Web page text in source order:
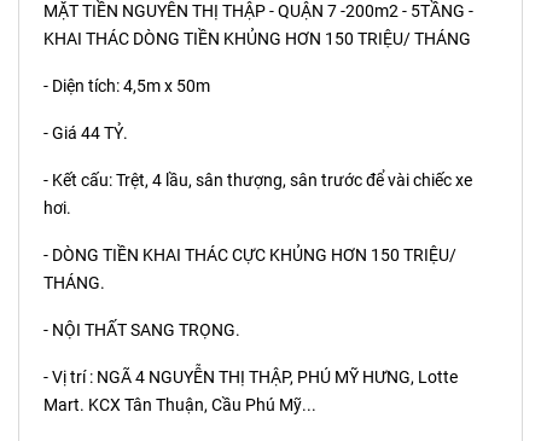
MẶT TIỀN NGUYỄN THỊ THẬP - QUẬN 7 -200m2 - 5TẦNG -
KHAI THÁC DÒNG TIỀN KHỦNG HƠN 150 TRIỆU/ THÁNG
- Diện tích: 4,5m x 50m
- Giá 44 TỶ.
- Kết cấu: Trệt, 4 lầu, sân thượng, sân trước để vài chiếc xe
hơi.
- DÒNG TIỀN KHAI THÁC CỰC KHỦNG HƠN 150 TRIỆU/
THÁNG.
- NỘI THẤT SANG TRỌNG.
- Vị trí : NGÃ 4 NGUYỄN THỊ THẬP, PHÚ MỸ HƯNG, Lotte
Mart. KCX Tân Thuận, Cầu Phú Mỹ...